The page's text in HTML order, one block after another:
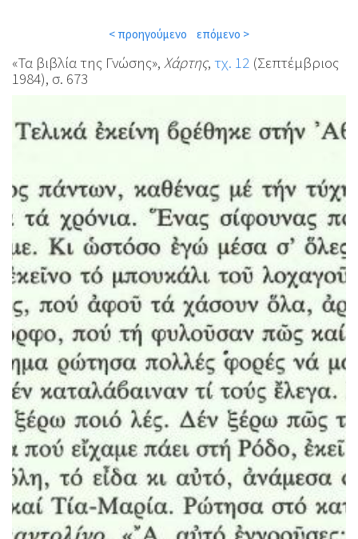
< προηγούμενο επόμενο >
«Τα βιβλία της Γνώσης», Χάρτης, τχ. 12 (Σεπτέμβριος
1984), σ. 673